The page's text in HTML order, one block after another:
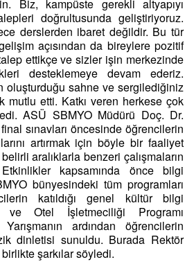
Biz, kampüste gerekli altyapıyı
doğrultusunda geliştiriyoruz.
derslerden ibaret değildir. Bu tür
açısından da bireylere pozitif
ettikçe ve sizler işin merkezinde
desteklemeye devam ederiz.
oluşturduğu sahne ve sergilediğiniz
mutlu etti. Katkı veren herkese çok
ASÜ SBMYO Müdürü Doç. Dr.
sınavları öncesinde öğrencilerin
artırmak için böyle bir faaliyet
aralıklarla benzeri çalışmaların
kapsamında önce bilgi
bünyesindeki tüm programları
katıldığı genel kültür bilgi
ve Otel İşletmeciliği Programı
ardından öğrencilerin
dinletisi sunuldu. Burada Rektör
şarkılar söyledi.